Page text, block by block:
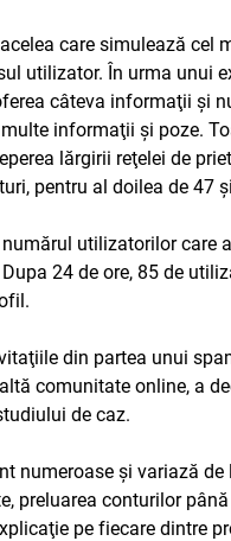
care simulează cel
utilizator. În urma unui
câteva informaţii şi
informaţii şi poze.
lărgirii reţelei de
pentru al doilea de 47
utilizatorilor care
24 de ore, 85 de
din partea unui
comunitate online, a
de caz.
numeroase şi variază
preluarea conturilor
pe fiecare dintre